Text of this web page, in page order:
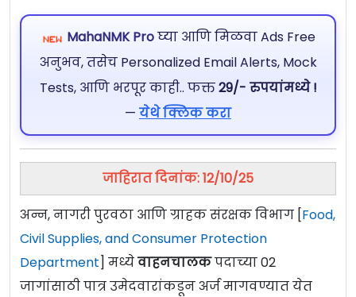
MahaNMK Proघ्या आणि मिळवा Ads Free
अनुभव, तसेच Personalized Email Alerts, Mock
Tests, आणि भरपूर काही.. फक्त29/- रुपयांमध्ये !
— येथे क्लिक करा
जाहिरात दिनांक: 12/10/25
अन्न, नागरी पुरवठा आणि ग्राहक संरक्षक विभाग [Food,
Civil Supplies, and Consumer Protection
Department] मध्येवाहनचालकपदाच्या 02
जागांसाठी पात्र उमेदवारांकडून अर्ज मागवण्यात येत